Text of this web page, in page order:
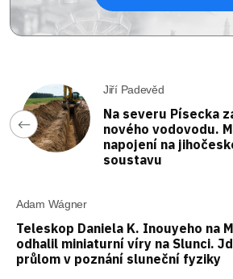
Jiří Padevěd
Na severu Písecka
nového vodovodu.
napojení na
soustavu
Adam Wágner
Teleskop Daniela K. Inouyeho na
odhalil miniaturní víry na Slunci.
průlom v poznání sluneční fyziky